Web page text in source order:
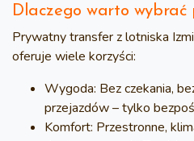
Dlaczego warto
Prywatny transfer z lotniska
oferuje wiele korzyści:
Wygoda: Bez czekania,
przejazdów – tylko
Komfort: Przestronne,